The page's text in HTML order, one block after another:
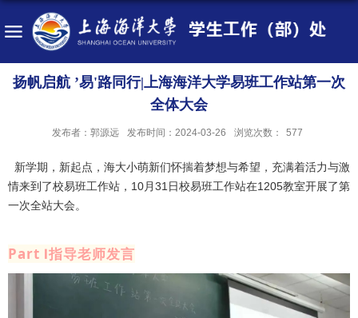
扬帆启航 ’易'路同行|上海海洋大学易班工作站第一次
全体大会
发布者：郭源远 发布时间：2024-03-26 浏览次数： 577
新学期，新起点，海大小萌新们怀揣着梦想与希望，充满着活力与激
情来到了校易班工作站，10月31日校易班工作站在1205教室开展了第
一次全站大会。
Part Ⅰ指导老师发言